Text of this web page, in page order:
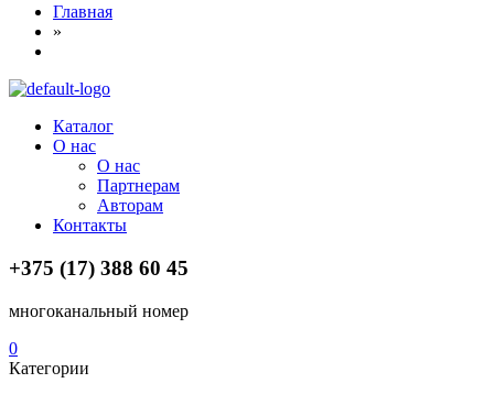
Главная
»
Menu
Каталог
О нас
О нас
Партнерам
Авторам
Контакты
+375 (17) 388 60 45
многоканальный номер
0
Категории